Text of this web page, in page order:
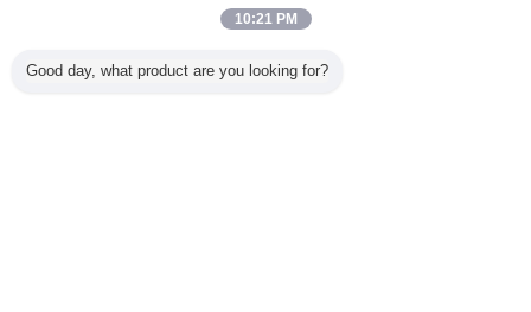
10:21 PM
Good day, what product are you looking for?